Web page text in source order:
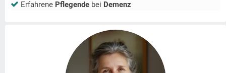
Erfahrene Pflegende bei Demenz